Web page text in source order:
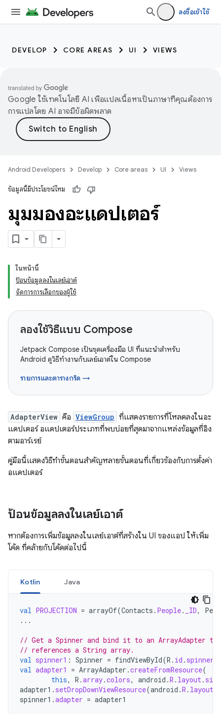
ลงชื่อเข้าใช้
DEVELOP CORE AREAS UI VIEWS
Google ใช้เทคโนโลยี AI เพื่อแปลเนื้อหาเป็นภาษาที่คุณต้องการ
การแปลโดย AI อาจมีข้อผิดพลาด
Android Developers Develop Core areas UI Views
ข้อมูลนี้มีประโยชน์ไหม
มุมมองอะแดปเตอร์
ในหน้านี้
ป้อนข้อมูลลงในเลย์เอาต์
จัดการการเลือกของผู้ใช้
ลองใช้วิธีแบบ Compose
Jetpack Compose เป็นชุดเครื่องมือ UI ที่แนะนำสำหรับ
Android ดูวิธีทำงานกับเลย์เอาต์ใน Compose
รายการและตารางกริด →
AdapterView คือ ViewGroup ที่แสดงรายการที่โหลดลงในอะ
แดปเตอร์ อแดปเตอร์ประเภทที่พบบ่อยที่สุดมาจากแหล่งข้อมูลที่อิง
ตามอาร์เรย์
คู่มือนี้แสดงวิธีทําขั้นตอนสําคัญหลายขั้นตอนที่เกี่ยวข้องกับการตั้งค่า
อแดปเตอร์
ป้อนข้อมูลลงในเลย์เอาต์
หากต้องการเพิ่มข้อมูลลงในเลย์เอาต์ที่สร้างใน UI ของแอป ให้เพิ่ม
โค้ด ที่คล้ายกับโค้ดต่อไปนี้
Kotlin Java
val PROJECTION = arrayOf(Contacts . People. _ID,
...
// Get a Spinner and bind it to an ArrayAdapter
// references a String array.
val spinner1 : Spinner = findViewById(R . id . spinner1
val adapter1 = ArrayAdapter .createFromResource(
this, R .array.colors, android .R . layout.
adapter1 . setDropDownViewResource(android .R . layout
spinner1 .adapter = adapter1